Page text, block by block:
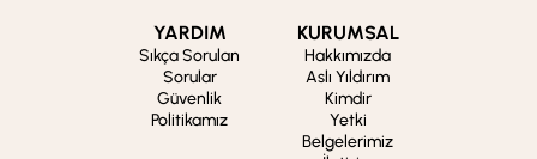
YARDIM
Sıkça Sorulan
Sorular
Güvenlik
Politikamız
KURUMSAL
Hakkımızda
Aslı Yıldırım
Kimdir
Yetki
Belgelerimiz